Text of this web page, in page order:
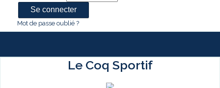
Mot de passe oublié ?
Le Coq Sportif